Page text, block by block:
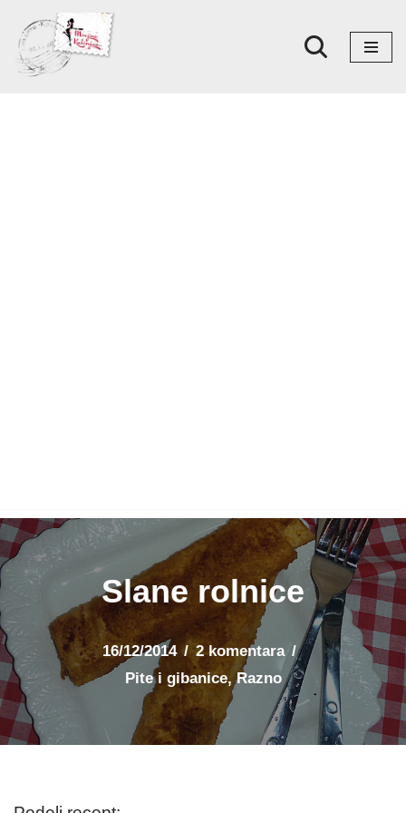
Skoči
na
Slane rolnice
16/12/2014
2 komentara
Pite i gibanice,Razno